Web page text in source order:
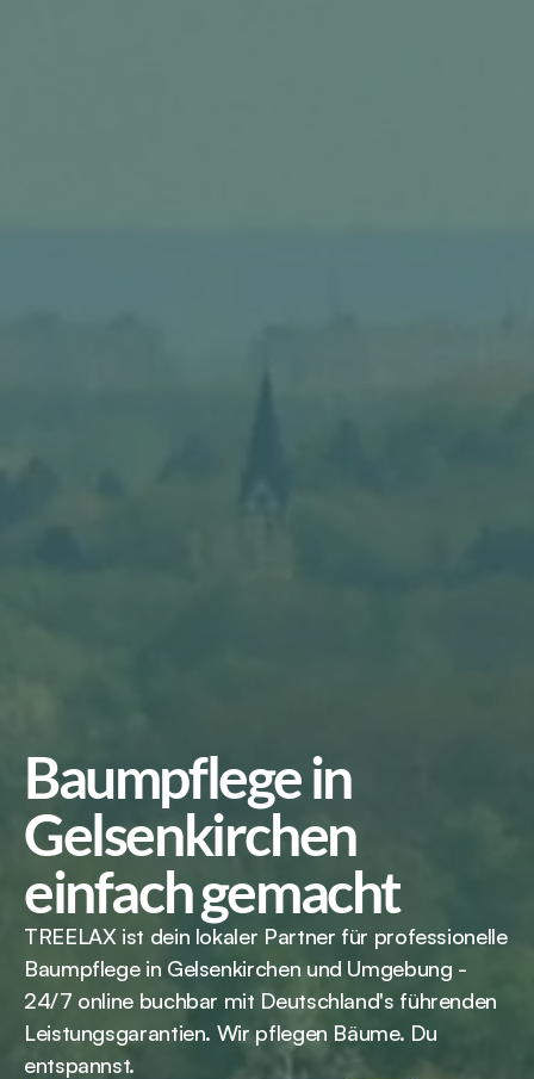
Baumpflege in
Gelsenkirchen
einfach gemacht
TREELAX ist dein lokaler Partner für professionelle
Baumpflege in Gelsenkirchen und Umgebung -
24/7 online buchbar mit Deutschland's führenden
Leistungsgarantien. Wir pflegen Bäume. Du
entspannst.